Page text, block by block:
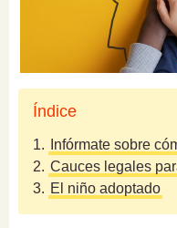
Índice
1.
Infórmate sobre
2. Cauces legales
3. El niño adoptado